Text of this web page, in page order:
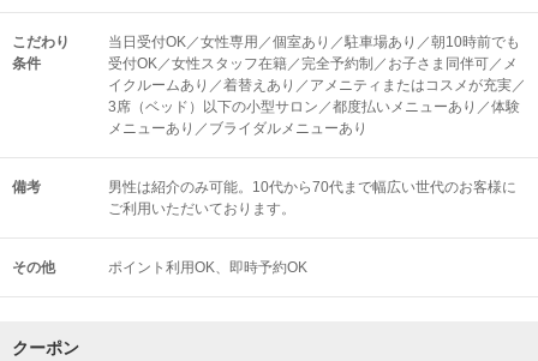
こだわり
条件
当日受付OK／女性専用／個室あり／駐車場あり／朝10時前でも
受付OK／女性スタッフ在籍／完全予約制／お子さま同伴可／メ
イクルームあり／着替えあり／アメニティまたはコスメが充実／
3席（ベッド）以下の小型サロン／都度払いメニューあり／体験
メニューあり／ブライダルメニューあり
備考
男性は紹介のみ可能。10代から70代まで幅広い世代のお客様に
ご利用いただいております。
その他 ポイント利用OK 即時予約OK
クーポン